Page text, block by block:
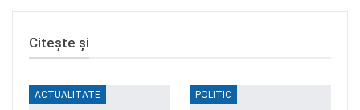
Citește și
ACTUALITATE POLITIC